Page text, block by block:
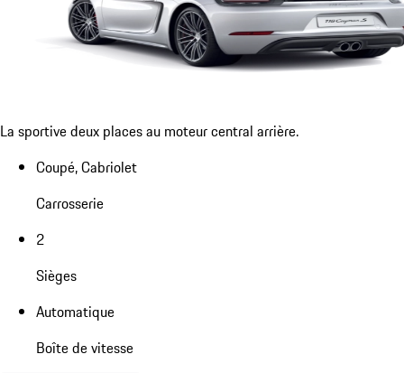
La sportive deux places au moteur central arrière.
Coupé, Cabriolet
Carrosserie
2
Sièges
Automatique
Boîte de vitesse